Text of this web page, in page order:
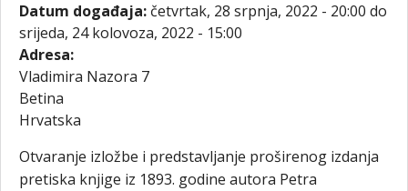
Datum događaja: četvrtak, 28 srpnja, 2022 - 20:00 do
srijeda, 24 kolovoza, 2022 - 15:00
Adresa:
Vladimira Nazora 7
Betina
Hrvatska
Otvaranje izložbe i predstavljanje proširenog izdanja
pretiska knjige iz 1893. godine autora Petra